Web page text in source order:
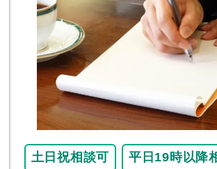
土日祝相談可 平日19時以降